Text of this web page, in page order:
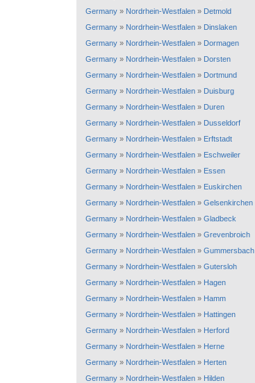
Germany » Nordrhein-Westfalen » Detmold
Germany » Nordrhein-Westfalen » Dinslaken
Germany » Nordrhein-Westfalen » Dormagen
Germany » Nordrhein-Westfalen » Dorsten
Germany » Nordrhein-Westfalen » Dortmund
Germany » Nordrhein-Westfalen » Duisburg
Germany » Nordrhein-Westfalen » Duren
Germany » Nordrhein-Westfalen » Dusseldorf
Germany » Nordrhein-Westfalen » Erftstadt
Germany » Nordrhein-Westfalen » Eschweiler
Germany » Nordrhein-Westfalen » Essen
Germany » Nordrhein-Westfalen » Euskirchen
Germany » Nordrhein-Westfalen » Gelsenkirchen
Germany » Nordrhein-Westfalen » Gladbeck
Germany » Nordrhein-Westfalen » Grevenbroich
Germany » Nordrhein-Westfalen » Gummersbach
Germany » Nordrhein-Westfalen » Gutersloh
Germany » Nordrhein-Westfalen » Hagen
Germany » Nordrhein-Westfalen » Hamm
Germany » Nordrhein-Westfalen » Hattingen
Germany » Nordrhein-Westfalen » Herford
Germany » Nordrhein-Westfalen » Herne
Germany » Nordrhein-Westfalen » Herten
Germany » Nordrhein-Westfalen » Hilden